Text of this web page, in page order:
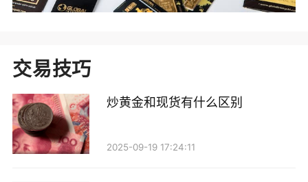
交易技巧
炒黄金和现货有什么区别
2025-09-19 17:24:11